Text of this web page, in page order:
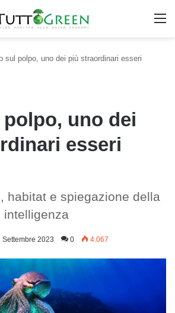
sul polpo, uno dei più straordinari esseri
uno dei
esseri
habitat e spiegazione della
intelligenza
Settembre 2023 0 4.067